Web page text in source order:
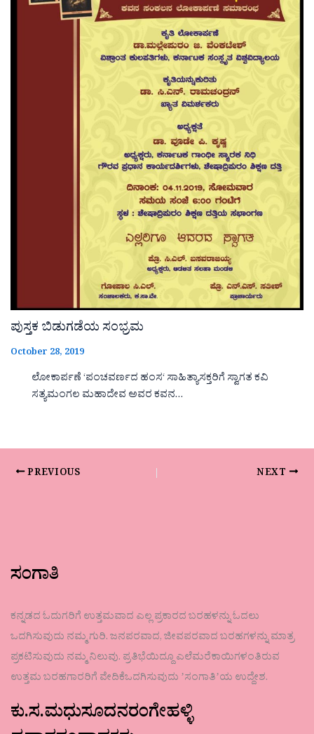
ಪುಸ್ತಕ ಬಿಡುಗಡೆಯ ಸಂಭ್ರಮ
October 28, 2019
ಲೋಕಾರ್ಪಣೆ ‘ಪಂಚವರ್ಣದ ಹಂಸ‘ ಸಾಹಿತ್ಯಾಸಕ್ತರಿಗೆ ಸ್ವಾಗತ ಕವಿ
ಸತ್ಯಮಂಗಲ ಮಹಾದೇವ ಅವರ ಕವನ…
PREVIOUS NEXT
ಸಂಗಾತಿ
ಕನ್ನಡದ ಓದುಗರಿಗೆ ಉತ್ತಮವಾದ ಎಲ್ಲ ಪ್ರಕಾರದ ಬರಹಳನ್ನು ಓದಲು
ಒದಗಿಸುವುದು ನಮ್ಮ ಗುರಿ. ಜನಪರವಾದ, ಜೀವಪರವಾದ ಬರಹಗಳನ್ನು ಮಾತ್ರ
ಪ್ರಕಟಿಸುವುದು ನಮ್ಮ ನಿಲುವು. ಪ್ರತಿಭೆಯಿದ್ದೂ ಎಲೆಮರೆಕಾಯಿಗಳಂತಿರುವ
ಉತ್ತಮ ಬರಹಗಾರರಿಗೆ ವೇದಿಕೆಒದಗಿಸುವುದು ʼಸಂಗಾತಿʼಯ ಉದ್ದೇಶ.
ಕು.ಸ.ಮಧುಸೂದನರಂಗೇಹಳ್ಳಿ